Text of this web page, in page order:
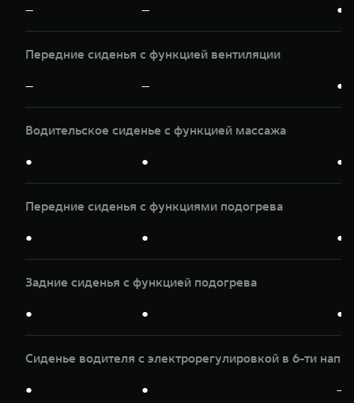
— — ●
Передние сиденья с функцией вентиляции
— — ●
Водительское сиденье с функцией массажа
● ● ●
Передние сиденья с функциями подогрева
● ● ●
Задние сиденья с функцией подогрева
● ● ●
Сиденье водителя с электрорегулировкой в 6-ти
● ● —